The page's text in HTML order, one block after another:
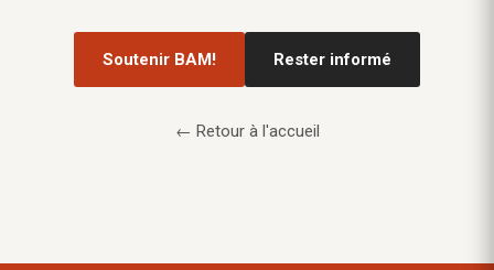
Soutenir BAM! Rester informé
← Retour à l'accueil